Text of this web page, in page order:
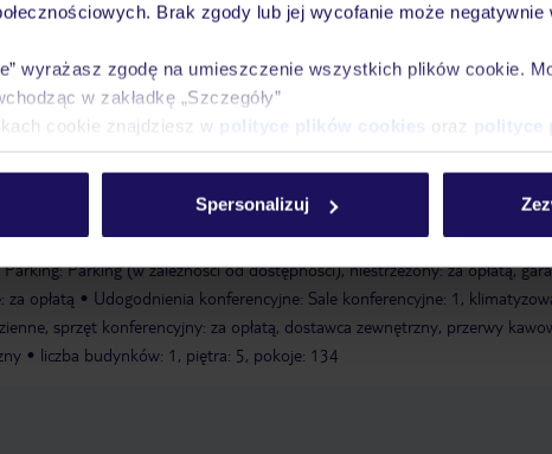
Brak zgody lub jej wycofanie może negatywnie
wyrażasz zgodę na umieszczenie wszystkich plików cookie.
w zakładkę „Szczegóły”
cookie znajdziesz w polityce plików cookies oraz polityce
Spersonalizuj
3 lata Hotel dla niepalących
do 12:00
Późne wymeldowanie: płatność gotówką, jednorazowo ok.
2019 Recepcja: codziennie, sejf hotelowy: za opłatą
Usługi dla
Usługi konsjerża, serwis bagażowy
Metody
American Express, Diners, EC card/Maestro, kartę kredytową
Parking: Parking (w zależności od dostępności), niestrzeżony: za opłatą,
za opłatą
Udogodnienia konferencyjne: Sale konferencyjne: 1,
sprzęt konferencyjny: za opłatą, dostawca zewnętrzny, przerwy
liczba budynków: 1, piętra: 5, pokoje: 134